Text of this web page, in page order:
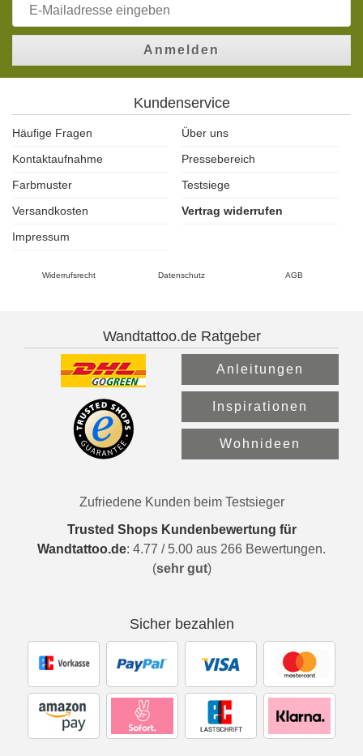
Anmelden
Kundenservice
Häufige Fragen
Über uns
Kontaktaufnahme
Pressebereich
Farbmuster
Testsiege
Versandkosten
Vertrag widerrufen
Impressum
Widerrufsrecht Datenschutz AGB
Wandtattoo.de Ratgeber
Anleitungen
Inspirationen
Wohnideen
Zufriedene Kunden beim Testsieger
Trusted Shops Kundenbewertung für
Wandtattoo.de: 4.77 / 5.00 aus 266 Bewertungen.
(sehr gut)
Sicher bezahlen